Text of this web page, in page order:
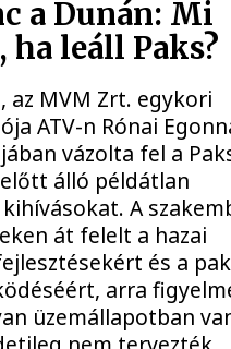
a Dunán: Mi
leáll Paks?
az MVM Zrt. egykori
ATV-n Rónai
vázolta fel a
álló példátlan
A
át felelt a hazai
és a
arra
üzemállapotban